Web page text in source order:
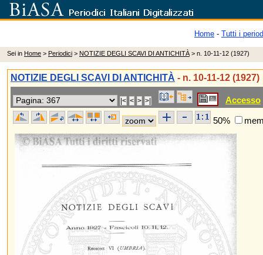
Home - Tutti i
Sei in Home > Periodici > NOTIZIE DEGLI SCAVI DI ANTICHITÀ > n. 10-11-12 (1927)
NOTIZIE DEGLI SCAVI DI ANTICHITÀ - n. 10-11-12 (1927)
Accesso
50%